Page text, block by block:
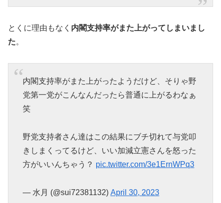
とくに理由もなく 内閣支持率がまた上がってしまいまし
た。
内閣支持率がまた上がったようだけど、そりゃ野
党第一党がこんなんだったら普通に上がるわなぁ
笑
野党支持者さん達はこの結果にブチ切れて与党叩
きしまくってるけど、いい加減立憲さんを怒った
方がいいんちゃう？ pic.twitter.com/3e1ErnWPq3
— 水月 (@sui72381132) April 30, 2023